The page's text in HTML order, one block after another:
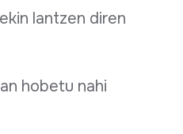
lantzen diren
hobetu nahi